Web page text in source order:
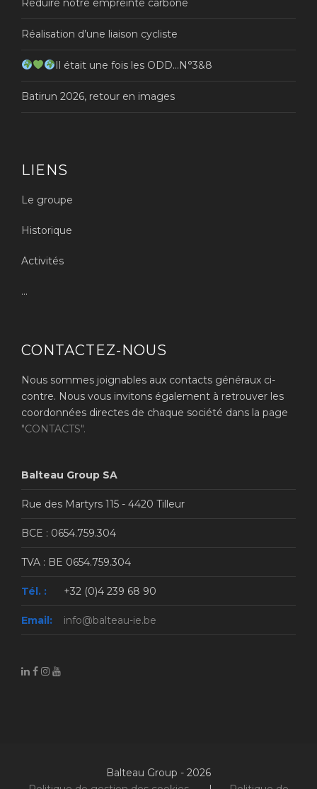
Réalisation d’une liaison cycliste
Il était une fois les ODD…N°3&8
Batirun 2026, retour en images
LIENS
Le groupe
Historique
Activités
...
CONTACTEZ-NOUS
Nous sommes joignables aux contacts généraux ci-
contre. Nous vous invitons également à retrouver les
coordonnées directes de chaque société dans la page
"CONTACTS".
Balteau Group SA
Rue des Martyrs 115 - 4420 Tilleur
BCE : 0654.759.304
TVA : BE 0654.759.304
Tél. : +32 (0)4 239 68 90
Email: info@balteau-ie.be
Balteau Group - 2026